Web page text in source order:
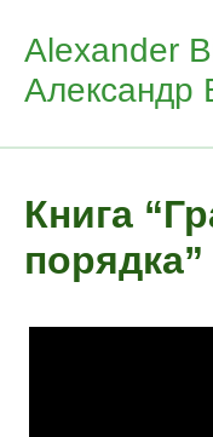
content
Alexander
Александр
Книга
порядка”